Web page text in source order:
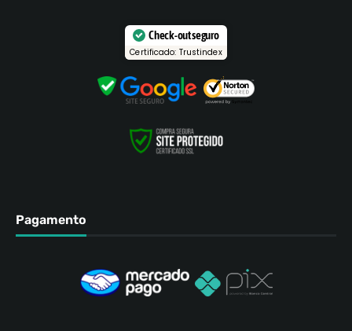
Check-out seguro
Certificado: Trustindex
Pagamento